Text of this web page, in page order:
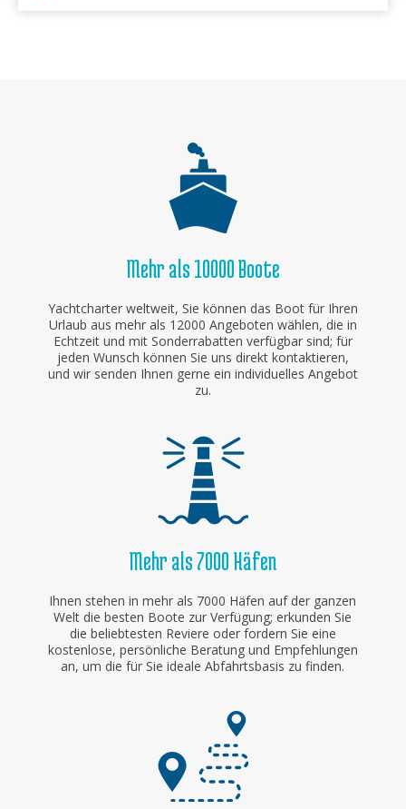
Mehr als 10000 Boote
Yachtcharter weltweit, Sie können das Boot für Ihren
Urlaub aus mehr als 12000 Angeboten wählen, die in
Echtzeit und mit Sonderrabatten verfügbar sind; für
jeden Wunsch können Sie uns direkt kontaktieren,
und wir senden Ihnen gerne ein individuelles Angebot
zu.
Mehr als 7000 Häfen
Ihnen stehen in mehr als 7000 Häfen auf der ganzen
Welt die besten Boote zur Verfügung; erkunden Sie
die beliebtesten Reviere oder fordern Sie eine
kostenlose, persönliche Beratung und Empfehlungen
an, um die für Sie ideale Abfahrtsbasis zu finden.